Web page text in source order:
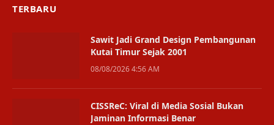
TERBARU
Sawit Jadi Grand Design Pembangunan
Kutai Timur Sejak 2001
08/08/2026 4:56 AM
CISSReC: Viral di Media Sosial Bukan
Jaminan Informasi Benar